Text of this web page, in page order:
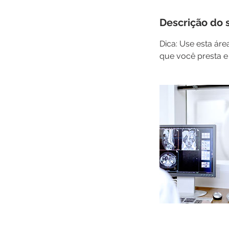
Descrição do
Dica: Use esta
que você presta